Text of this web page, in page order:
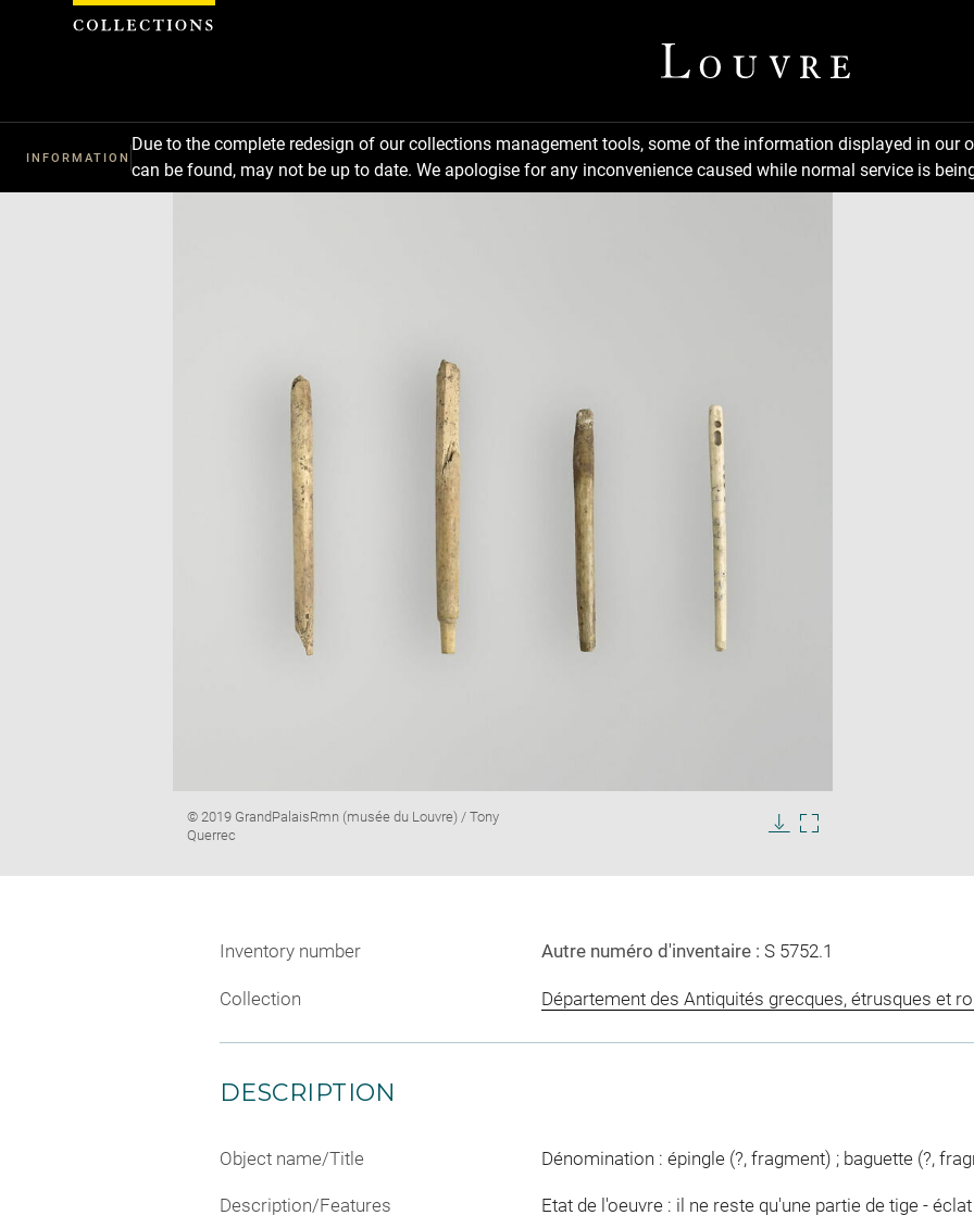
INFORMATION
Due to the complete redesign of our collections management tools, some of the information displayed in
can be found, may not be up to date. We apologise for any inconvenience caused while normal service is
Image
caption:
© 2019 GrandPalaisRmn (musée du Louvre) / Tony
Querrec
Inventory number Autre numéro d'inventaire : S 5752.1
Collection Département des Antiquités grecques, étrusques et
DESCRIPTION
Object name/Title Dénomination : épingle (?, fragment) ; baguette (?,
Description/Features Etat de l'oeuvre : il ne reste qu'une partie de tige - éclat
Cookies management panel